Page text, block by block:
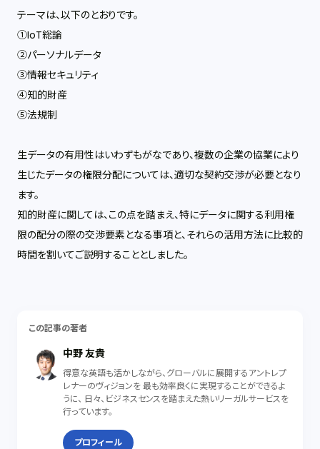
テーマは、以下のとおりです。
①IoT総論
②パーソナルデータ
③情報セキュリティ
④知的財産
⑤法規制
生データの有用性はいわずもがなであり、複数の企業の協業により
生じたデータの権限分配については、適切な契約交渉が必要となり
ます。
知的財産に関しては、この点を踏まえ、特にデータに関する利用権
限の配分の際の交渉要素となる事項と、それらの活用方法に比較的
時間を割いてご説明することとしました。
この記事の著者
中野 友貴
得意な英語も活かしながら、グローバルに展開するアントレプ
レナーのヴィジョンを 最も効率良くに実現することができるよ
うに、 日々、ビジネスセンスを踏まえた熱いリーガルサービスを
行っています。
プロフィール